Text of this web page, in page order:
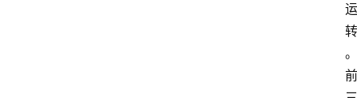
运
转
。
前